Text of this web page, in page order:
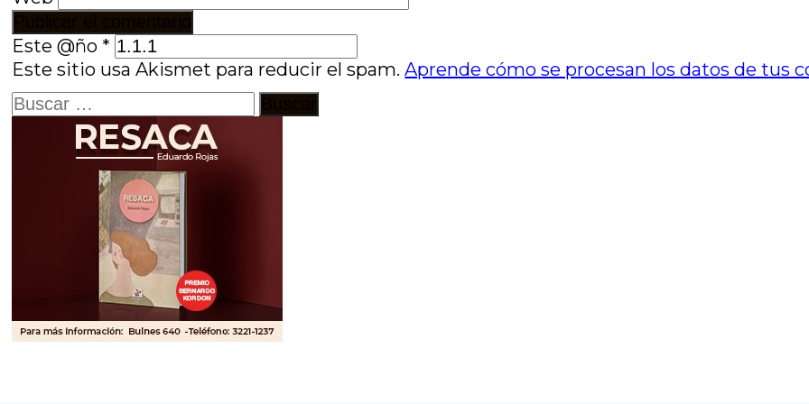
Este @ño *
Este sitio usa Akismet para reducir el spam.Aprende cómo se procesan los datos de tus
Buscar: